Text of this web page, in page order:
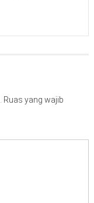
Ruas yang wajib